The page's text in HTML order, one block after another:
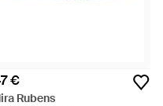
€
Rubens